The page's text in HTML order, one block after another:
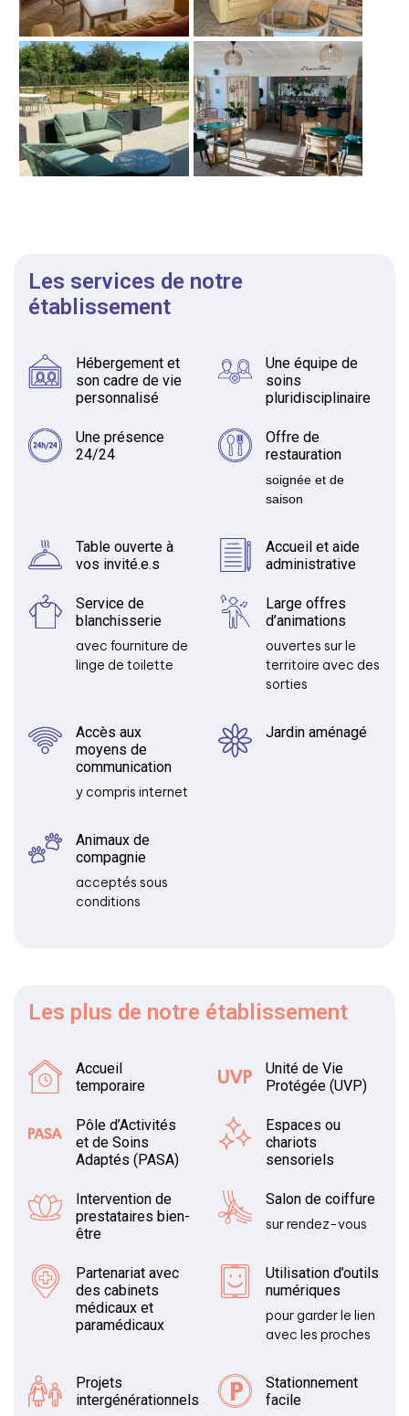
Les services de notre
établissement
Hébergement et
son cadre de vie
personnalisé
Une équipe de
soins
pluridisciplinaire
Une présence
24/24
Offre de
restauration
soignée et de
saison
Table ouverte à
vos invité.e.s
Accueil et aide
administrative
Service de
blanchisserie
avec fourniture de
linge de toilette
Large offres
d’animations
ouvertes sur le
territoire avec des
sorties
Accès aux
moyens de
communication
y compris internet
Jardin aménagé
Animaux de
compagnie
acceptés sous
conditions
Les plus de notre établissement
Accueil
temporaire
Unité de Vie
Protégée (UVP)
Pôle d’Activités
et de Soins
Adaptés (PASA)
Espaces ou
chariots
sensoriels
Intervention de
prestataires bien-
être
Salon de coiffure
sur rendez-vous
Partenariat avec
des cabinets
médicaux et
paramédicaux
Utilisation d’outils
numériques
pour garder le lien
avec les proches
Projets
intergénérationnels
Stationnement
facile